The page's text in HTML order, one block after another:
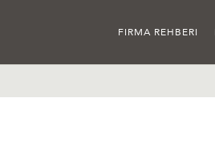
FIRMA REHBERI